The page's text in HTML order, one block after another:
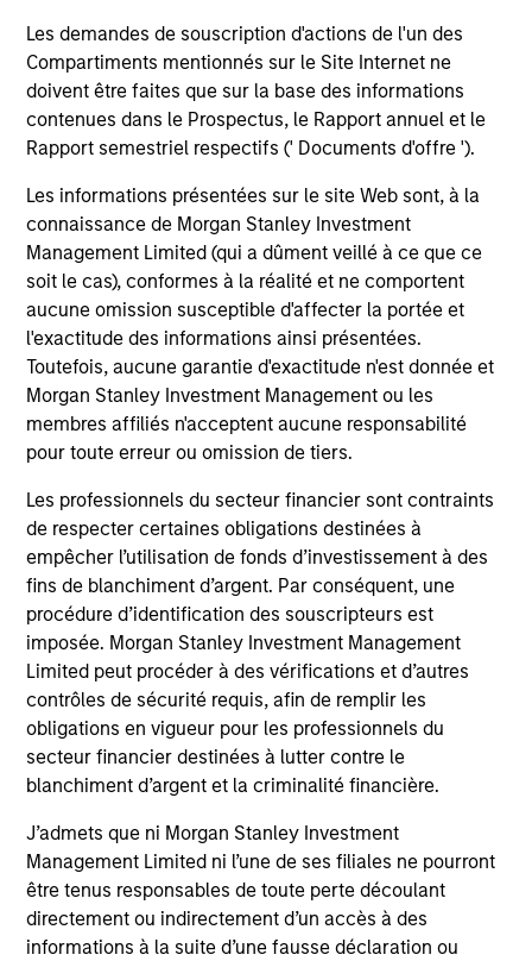
Les demandes de souscription d'actions de l'un des
Compartiments mentionnés sur le Site Internet ne
doivent être faites que sur la base des informations
contenues dans le Prospectus, le Rapport annuel et le
Rapport semestriel respectifs (' Documents d'offre ').
Les informations présentées sur le site Web sont, à la
connaissance de Morgan Stanley Investment
Management Limited (qui a dûment veillé à ce que ce
soit le cas), conformes à la réalité et ne comportent
aucune omission susceptible d'affecter la portée et
l'exactitude des informations ainsi présentées.
Toutefois, aucune garantie d'exactitude n'est donnée et
Morgan Stanley Investment Management ou les
membres affiliés n'acceptent aucune responsabilité
pour toute erreur ou omission de tiers.
Les professionnels du secteur financier sont contraints
de respecter certaines obligations destinées à
empêcher l’utilisation de fonds d’investissement à des
fins de blanchiment d’argent. Par conséquent, une
procédure d’identification des souscripteurs est
imposée. Morgan Stanley Investment Management
Limited peut procéder à des vérifications et d’autres
contrôles de sécurité requis, afin de remplir les
obligations en vigueur pour les professionnels du
secteur financier destinées à lutter contre le
blanchiment d’argent et la criminalité financière.
J’admets que ni Morgan Stanley Investment
Management Limited ni l’une de ses filiales ne pourront
être tenus responsables de toute perte découlant
directement ou indirectement d’un accès à des
informations à la suite d’une fausse déclaration ou
also finds capital light, high return businesses in more
niche industries, such as professional services in
industrials and payments in financials.
2
Managing the risks that matter
Preserving capital is key to the ability to compound
money over time. With this focus on minimising the risk
of permanent loss of capital rather than chasing upside,
the team expects American Resilience to exhibit an
asymmetric performance profile over time – delivering
attractive long-term returns and reduced downside
participation during challenging market environments, a
strategies.
3
A long-standing history of active investing
With over 25 years investing in quality companies, the
experienced and well-resourced International Equity
team uses their time-tested investment process and
stock-selection criteria to manage the American
Resilience strategy.
Investment Approach